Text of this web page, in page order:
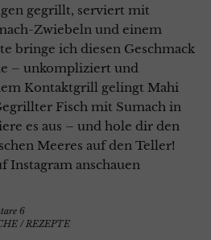
gegrillt, serviert mit
Zwiebeln und einem
bringe ich diesen Geschmack
– unkompliziert und
Kontaktgrill gelingt Mahi
Fisch mit Sumach in
es aus – und hole dir den
Meeres auf den Teller!
Instagram anschauen
6
/ REZEPTE